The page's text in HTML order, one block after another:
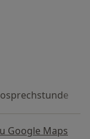
Google Maps